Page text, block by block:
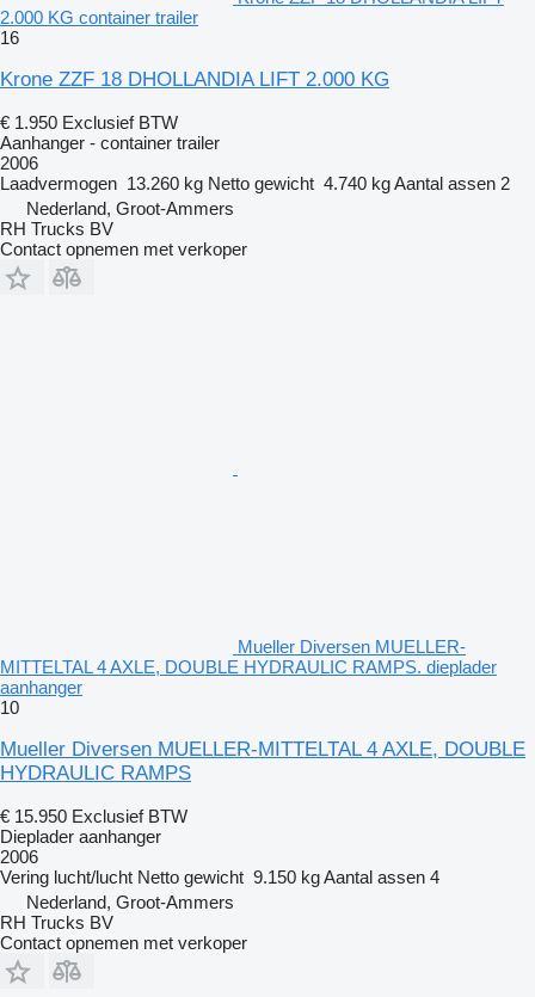
2.000 KG container trailer
16
Krone ZZF 18 DHOLLANDIA LIFT 2.000 KG
€ 1.950 Exclusief BTW
Aanhanger - container trailer
2006
Laadvermogen 13.260 kg Netto gewicht 4.740 kgAantal assen 2
Nederland, Groot-Ammers
RH Trucks BV
Contact opnemen met verkoper
Mueller Diversen MUELLER-
MITTELTAL 4 AXLE, DOUBLE HYDRAULIC RAMPS. dieplader
aanhanger
10
Mueller Diversen MUELLER-MITTELTAL 4 AXLE, DOUBLE
HYDRAULIC RAMPS
€ 15.950 Exclusief BTW
Dieplader aanhanger
2006
Vering lucht/lucht Netto gewicht 9.150 kgAantal assen 4
Nederland, Groot-Ammers
RH Trucks BV
Contact opnemen met verkoper